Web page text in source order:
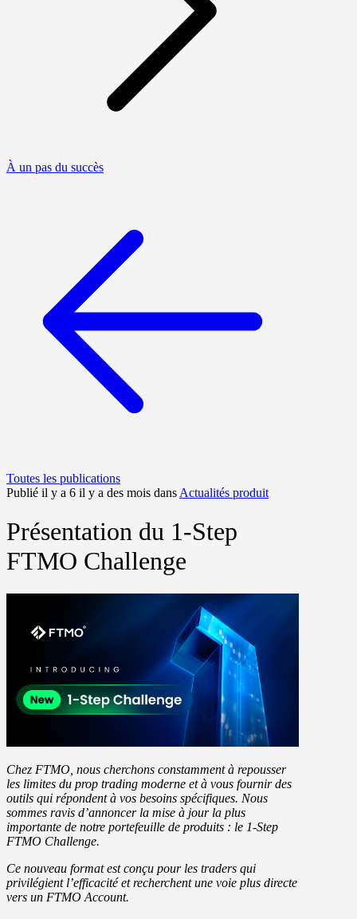
À un pas du succès
Toutes les publications
Publié il y a 6 il y a des mois dans Actualités produit
Présentation du 1-Step
FTMO Challenge
Chez FTMO, nous cherchons constamment à repousser
les limites du prop trading moderne et à vous fournir des
outils qui répondent à vos besoins spécifiques. Nous
sommes ravis d’annoncer la mise à jour la plus
importante de notre portefeuille de produits : le 1-Step
FTMO Challenge.
Ce nouveau format est conçu pour les traders qui
privilégient l’efficacité et recherchent une voie plus directe
vers un FTMO Account.